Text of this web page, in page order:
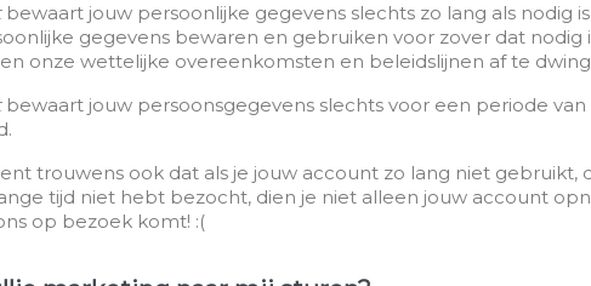
bewaart jouw persoonlijke gegevens slechts zo lang als nodig
gegevens bewaren en gebruiken voor zover dat
onze wettelijke overeenkomsten en beleidslijnen af te
bewaart jouw persoonsgegevens slechts voor een periode
trouwens ook dat als je jouw account zo lang niet
tijd niet hebt bezocht, dien je niet alleen jouw account
op bezoek komt! :(